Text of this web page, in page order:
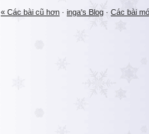
« Các bài cũ hơn · inga's Blog · Các bài